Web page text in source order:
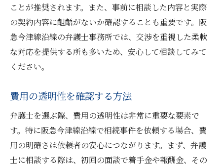
ことが推奨されます。また、事前に相談した内容と実際
の契約内容に齟齬がないか確認することも重要です。阪
急今津線沿線の弁護士事務所では、交渉を重視した柔軟
な対応を提供する所も多いため、安心して相談してみて
ください。
費用の透明性を確認する方法
弁護士を選ぶ際、費用の透明性は非常に重要な要素で
す。特に阪急今津線沿線で相続事件を依頼する場合、費
用の明確さは依頼者の安心につながります。まず、弁護
士に相談する際は、初回の面談で着手金や報酬金、その